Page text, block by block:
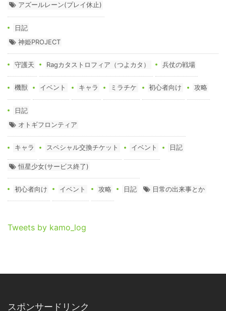
アズールレーン(プレイ休止)
日記
神姫PROJECT
守護天 Ragカタストロフィア（つよカタ） 兵仗の戦場
機獣 イベント キャラ ミラチケ 初心者向け 攻略
日記
オトギフロンティア
キャラ スペシャル交換チケット イベント 日記
恒星少女(サービス終了)
初心者向け イベント 攻略 日記 日常の出来事とか
Tweets by kamo_log
スポンサードリンク